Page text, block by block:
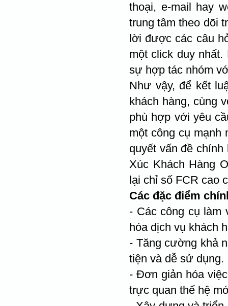
thoại, e-mail hay
trung tâm theo dõi
lời được các câu
một click duy
sự hợp tác nhóm
Như vậy, để kết
khách hàng, cùng
phù hợp với yêu
một công cụ mạnh
quyết vấn đề chính
Xúc Khách Hàng
lại chỉ số FCR cao
Các đặc điểm
- Các công cụ làm
hóa dịch vụ khách
- Tăng cường khả
tiện và dễ sử dụng.
- Đơn giản hóa
trực quan thế hệ